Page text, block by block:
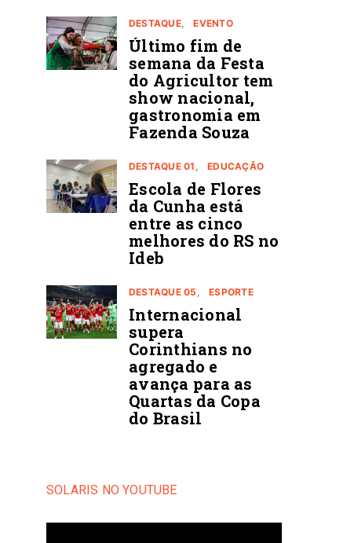
DESTAQUE EVENTO
Último fim de
semana da Festa
do Agricultor tem
show nacional,
gastronomia em
Fazenda Souza
DESTAQUE 01 EDUCAÇÃO
Escola de Flores
da Cunha está
entre as cinco
melhores do RS no
Ideb
DESTAQUE 05 ESPORTE
Internacional
supera
Corinthians no
agregado e
avança para as
Quartas da Copa
do Brasil
SOLARIS NO YOUTUBE